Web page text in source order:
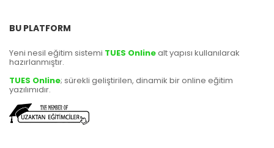
BU PLATFORM
Yeni nesil eğitim sistemi TUES Onlinealt yapısı kullanılarak
hazırlanmıştır.
TUES Online; sürekli geliştirilen, dinamik bir online eğitim
yazılımıdır.